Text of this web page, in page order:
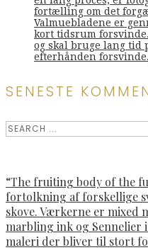
fortælling om det
Valmuebladene er
kort tidsrum
og skal bruge lang tid
efterhånden forsvinde.
SENESTE
“The fruiting body of the
fortolkning af forskellige
skove. Værkerne er mixed
marbling ink og Sennelier
maleri der bliver til stort